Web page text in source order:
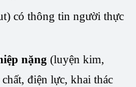
có thông tin người thực
nặng (luyện kim,
điện lực, khai thác